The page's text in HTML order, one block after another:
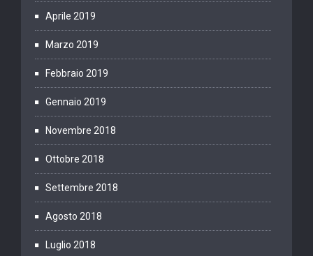
Aprile 2019
Marzo 2019
Febbraio 2019
Gennaio 2019
Novembre 2018
Ottobre 2018
Settembre 2018
Agosto 2018
Luglio 2018